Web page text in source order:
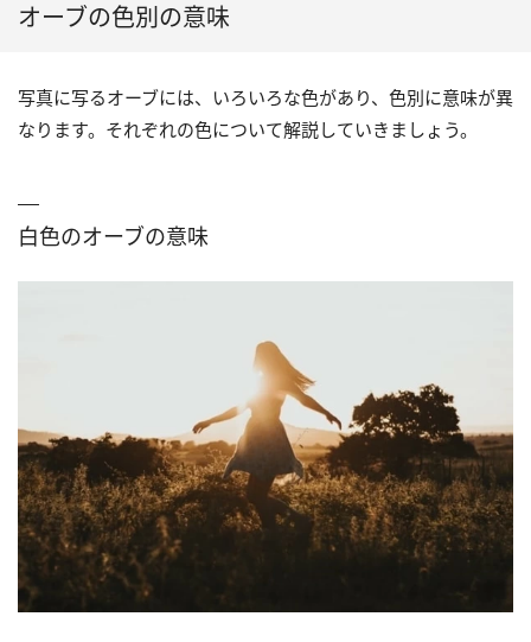
オーブの色別の意味
写真に写るオーブには、いろいろな色があり、色別に意味が異
なります。それぞれの色について解説していきましょう。
白色のオーブの意味